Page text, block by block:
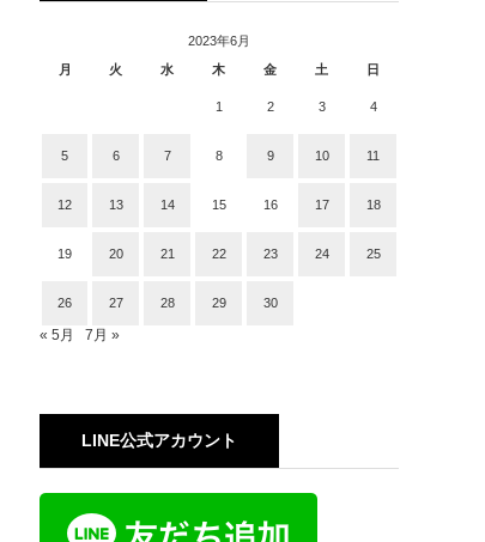
2023年6月
月
火 水 木 金 土 日
1 2 3 4
5 6 7 8 9 10 11
12 13 14 15 16 17 18
19 20 21 22 23 24 25
26 27 28 29 30
« 5月 7月 »
LINE公式アカウント